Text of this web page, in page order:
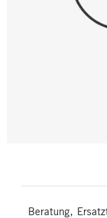
Beratung,